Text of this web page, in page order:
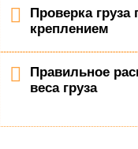
Проверка груза
креплением
Правильное
веса груза